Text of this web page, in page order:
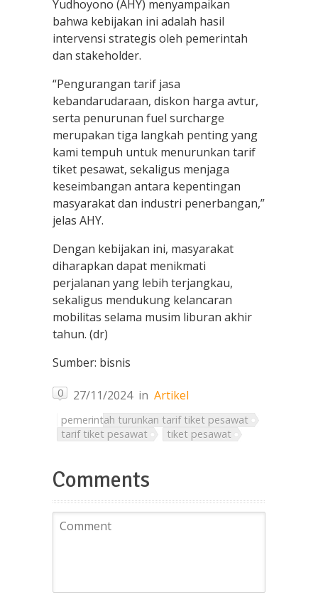
Yudhoyono (AHY) menyampaikan
bahwa kebijakan ini adalah hasil
intervensi strategis oleh pemerintah
dan stakeholder.
“Pengurangan tarif jasa
kebandarudaraan, diskon harga avtur,
serta penurunan fuel surcharge
merupakan tiga langkah penting yang
kami tempuh untuk menurunkan tarif
tiket pesawat, sekaligus menjaga
keseimbangan antara kepentingan
masyarakat dan industri penerbangan,”
jelas AHY.
Dengan kebijakan ini, masyarakat
diharapkan dapat menikmati
perjalanan yang lebih terjangkau,
sekaligus mendukung kelancaran
mobilitas selama musim liburan akhir
tahun. (dr)
Sumber: bisnis
0 27/11/2024in Artikel
pemerintah turunkan tarif tiket pesawat
tarif tiket pesawat
tiket pesawat
Comments